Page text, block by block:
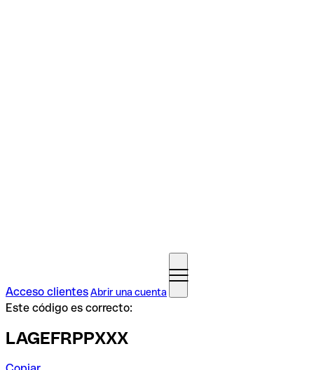
Acceso clientesAbrir una cuenta
Este código es correcto:
LAGEFRPPXXX